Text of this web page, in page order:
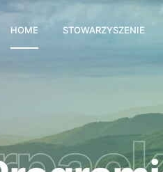
HOME STOWARZYSZENIE